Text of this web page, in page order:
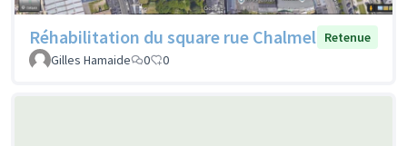
Réhabilitation du square rue Chalmel Retenue
Gilles Hamaide
0 0